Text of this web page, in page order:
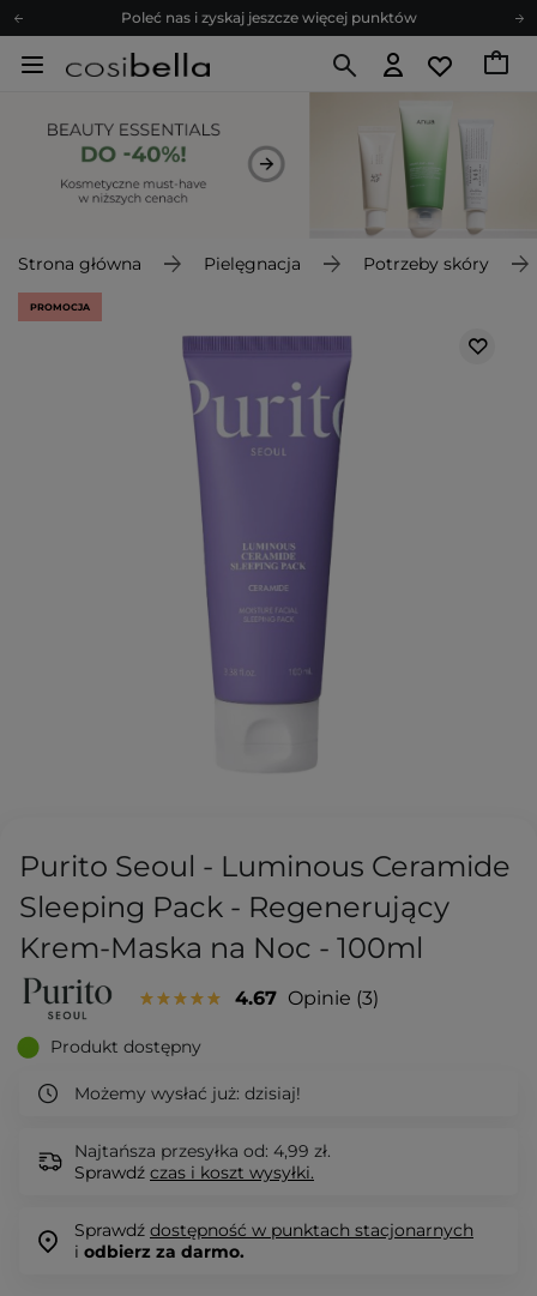
Poleć nas i zyskaj jeszcze więcej punktów
Zapisz się na newsletter pełen porad
Z nami to możliwe! Realizacja zamówienia do 24h.
Poleć nas i zyskaj jeszcze więcej punktów
Zapisz się na newsletter pełen porad
Strona główna Pielęgnacja Potrzeby skóry
PROMOCJA
Purito Seoul - Luminous Ceramide
Sleeping Pack - Regenerujący
Krem-Maska na Noc - 100ml
4.67 Opinie 3
Produkt dostępny
Możemy wysłać już: dzisiaj!
Najtańsza przesyłka od: 4,99 zł.
Sprawdź czas i koszt wysyłki.
Sprawdź dostępność w punktach stacjonarnych
i odbierz za darmo.